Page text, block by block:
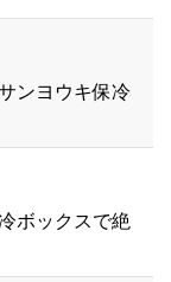
ンヨウキ保冷
ボックスで絶